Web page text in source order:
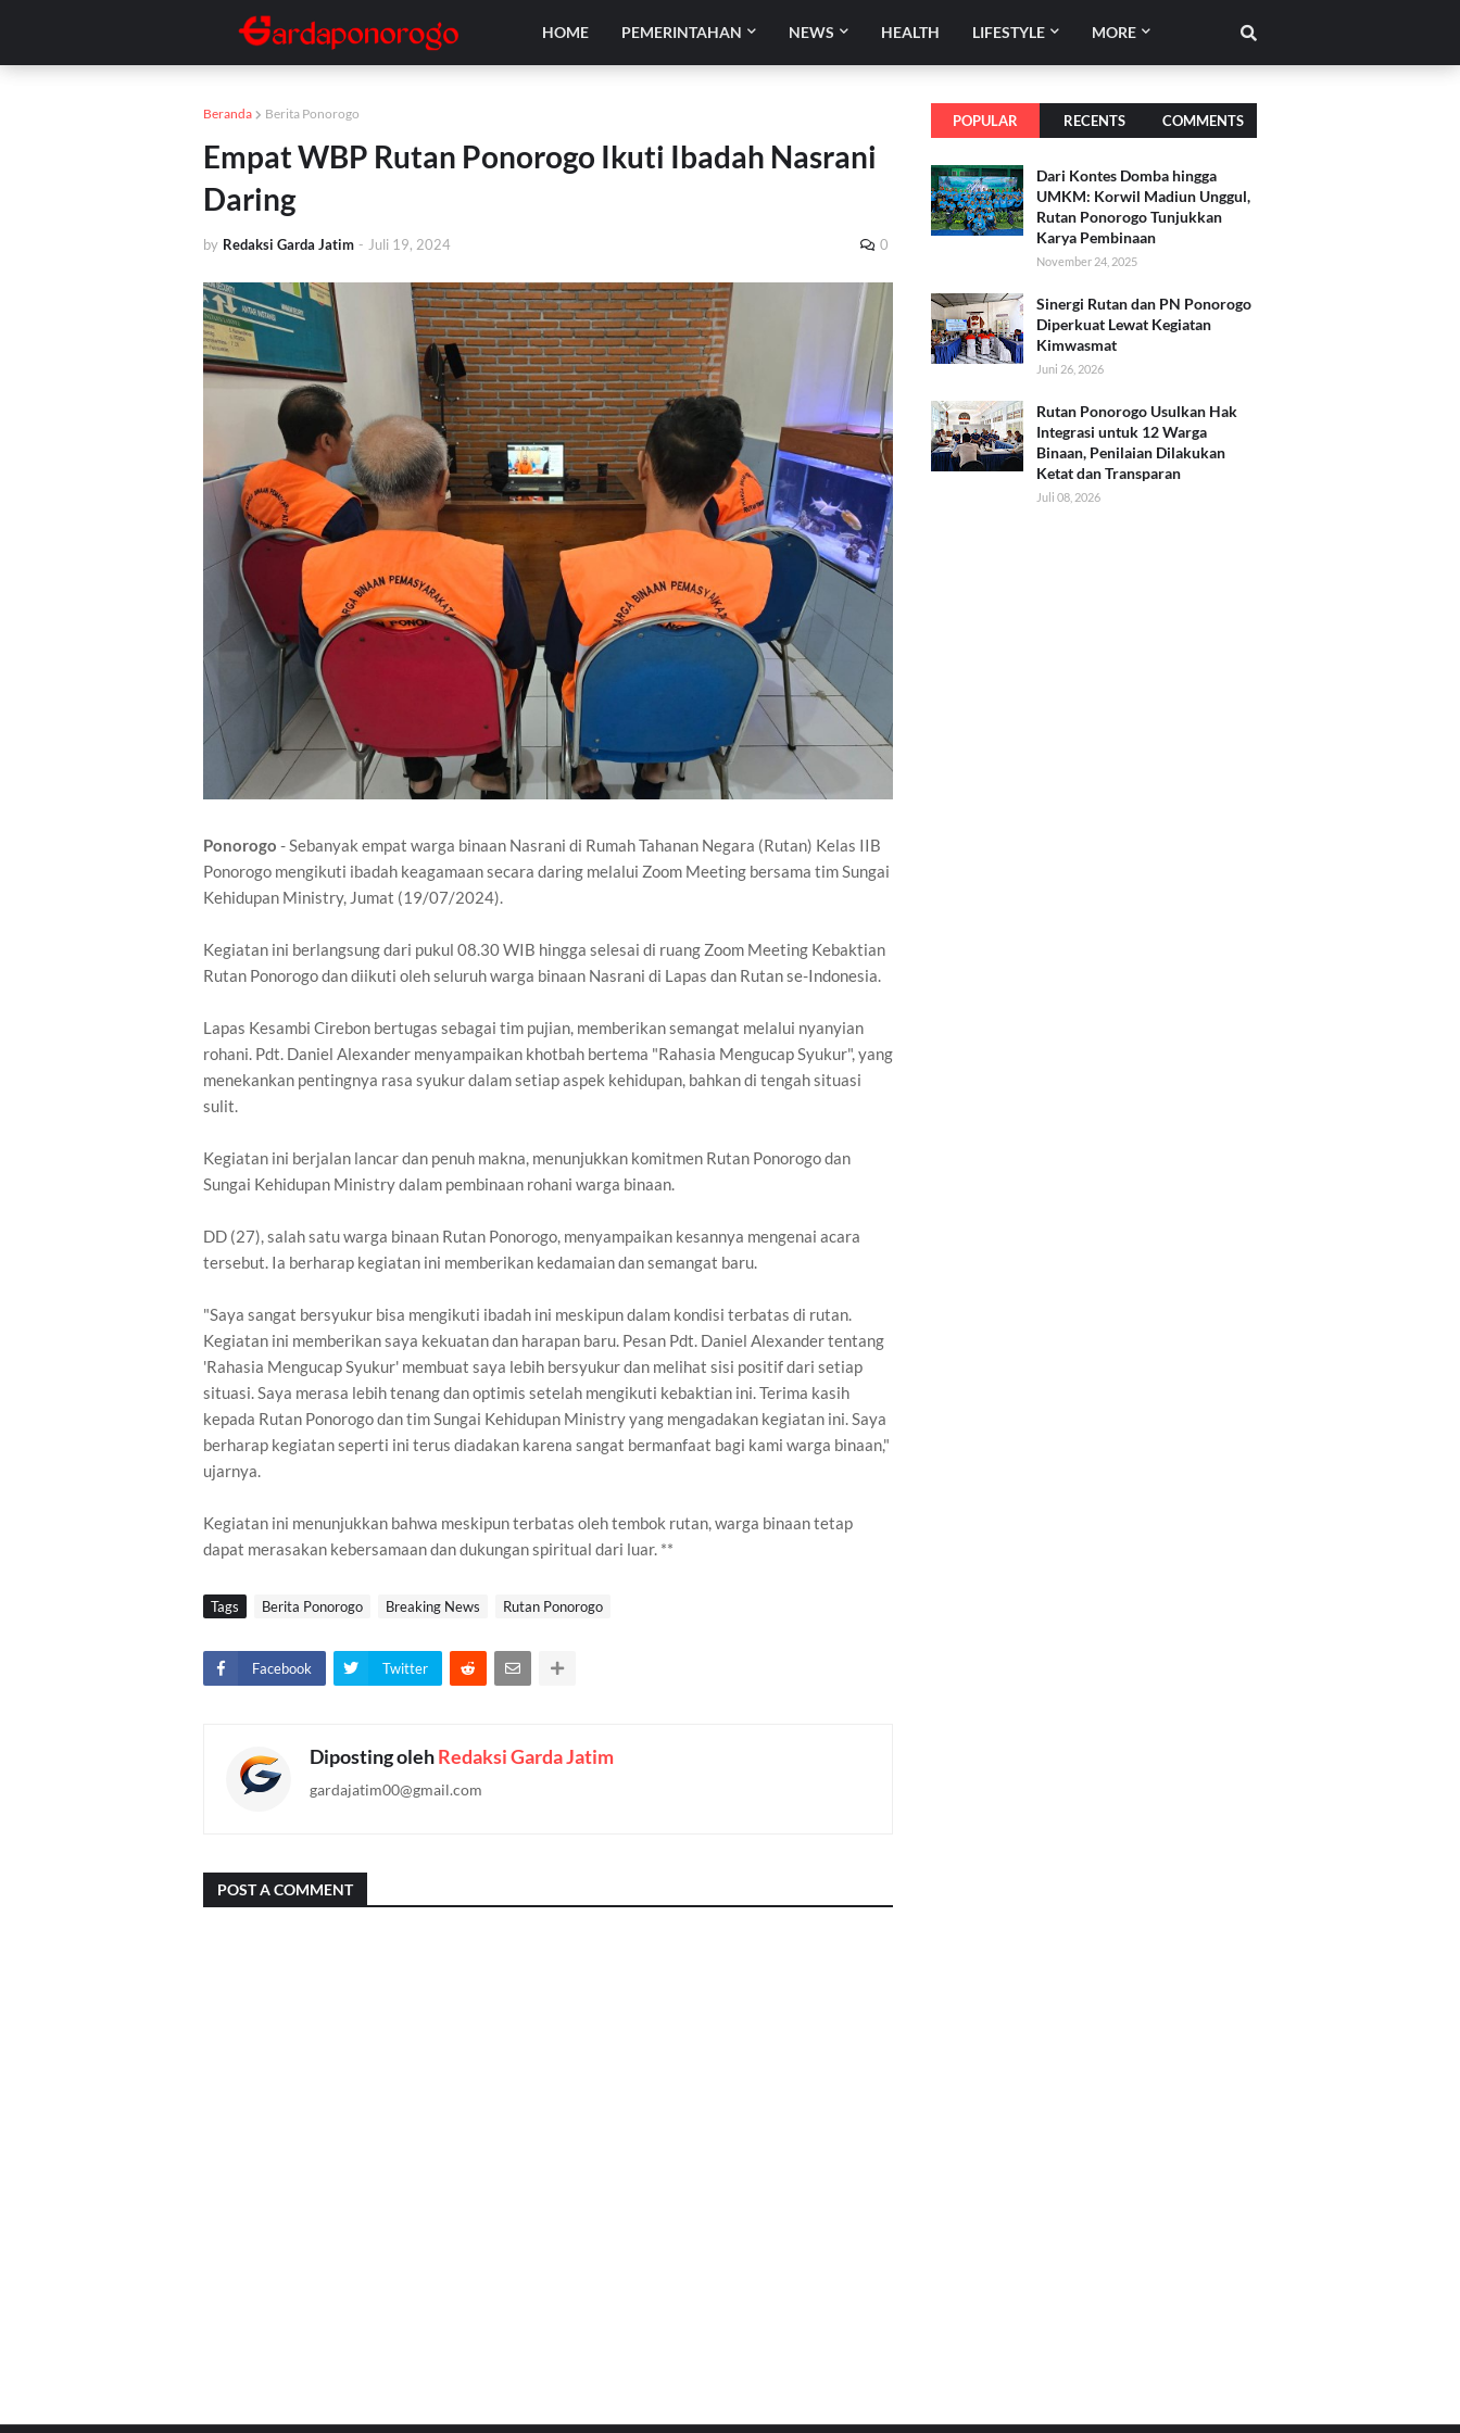
HOME PEMERINTAHAN NEWS HEALTH LIFESTYLE MORE
Beranda Berita Ponorogo
Empat WBP Rutan Ponorogo Ikuti Ibadah Nasrani
Daring
by Redaksi Garda Jatim - Juli 19, 2024 0
Ponorogo - Sebanyak empat warga binaan Nasrani di Rumah Tahanan Negara (Rutan) Kelas IIB
Ponorogo mengikuti ibadah keagamaan secara daring melalui Zoom Meeting bersama tim Sungai
Kehidupan Ministry, Jumat (19/07/2024).
Kegiatan ini berlangsung dari pukul 08.30 WIB hingga selesai di ruang Zoom Meeting Kebaktian
Rutan Ponorogo dan diikuti oleh seluruh warga binaan Nasrani di Lapas dan Rutan se-Indonesia.
Lapas Kesambi Cirebon bertugas sebagai tim pujian, memberikan semangat melalui nyanyian
rohani. Pdt. Daniel Alexander menyampaikan khotbah bertema "Rahasia Mengucap Syukur", yang
menekankan pentingnya rasa syukur dalam setiap aspek kehidupan, bahkan di tengah situasi
sulit.
Kegiatan ini berjalan lancar dan penuh makna, menunjukkan komitmen Rutan Ponorogo dan
Sungai Kehidupan Ministry dalam pembinaan rohani warga binaan.
DD (27), salah satu warga binaan Rutan Ponorogo, menyampaikan kesannya mengenai acara
tersebut. Ia berharap kegiatan ini memberikan kedamaian dan semangat baru.
"Saya sangat bersyukur bisa mengikuti ibadah ini meskipun dalam kondisi terbatas di rutan.
Kegiatan ini memberikan saya kekuatan dan harapan baru. Pesan Pdt. Daniel Alexander tentang
'Rahasia Mengucap Syukur' membuat saya lebih bersyukur dan melihat sisi positif dari setiap
situasi. Saya merasa lebih tenang dan optimis setelah mengikuti kebaktian ini. Terima kasih
kepada Rutan Ponorogo dan tim Sungai Kehidupan Ministry yang mengadakan kegiatan ini. Saya
berharap kegiatan seperti ini terus diadakan karena sangat bermanfaat bagi kami warga binaan,"
ujarnya.
Kegiatan ini menunjukkan bahwa meskipun terbatas oleh tembok rutan, warga binaan tetap
dapat merasakan kebersamaan dan dukungan spiritual dari luar. **
Tags Berita Ponorogo Breaking News Rutan Ponorogo
Facebook Twitter
Diposting olehRedaksi Garda Jatim
gardajatim00@gmail.com
POST A COMMENT
POPULAR RECENTS COMMENTS
Dari Kontes Domba hingga
UMKM: Korwil Madiun Unggul,
Rutan Ponorogo Tunjukkan
Karya Pembinaan
November 24, 2025
Sinergi Rutan dan PN Ponorogo
Diperkuat Lewat Kegiatan
Kimwasmat
Juni 26, 2026
Rutan Ponorogo Usulkan Hak
Integrasi untuk 12 Warga
Binaan, Penilaian Dilakukan
Ketat dan Transparan
Juli 08, 2026